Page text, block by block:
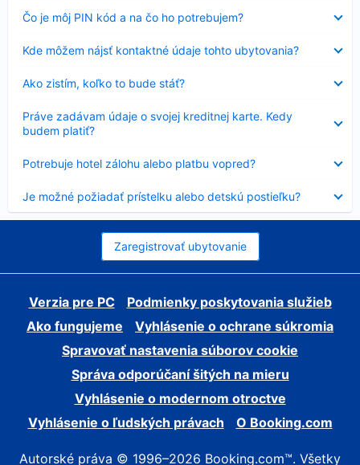
Čo je môj PIN kód a na čo ho potrebujem?
Nezobrazuje
sa
Kde môžem nájsť kontaktné údaje tohto ubytovania?
sa
Ako zistím, koľko to bude stáť?
sa
Práve zadávam údaje o svojej kreditnej karte. Kedy
budem platiť?
sa
Potrebuje hotel zálohu alebo platbu vopred?
sa
Je možné požiadať prístelku alebo detskú postieľku?
sa
Zaregistrovať ubytovanie
Verzia pre PC
Podmienky poskytovania služieb
Ako fungujeme
Vyhlásenie o ochrane súkromia
Spravovať nastavenia súborov cookie
Správa odporúčaní šitých na mieru
Vyhlásenie o modernom otroctve
Vyhlásenie o ľudských právach
O Booking.com
Autorské práva © 1996–2026 Booking.com™. Všetky